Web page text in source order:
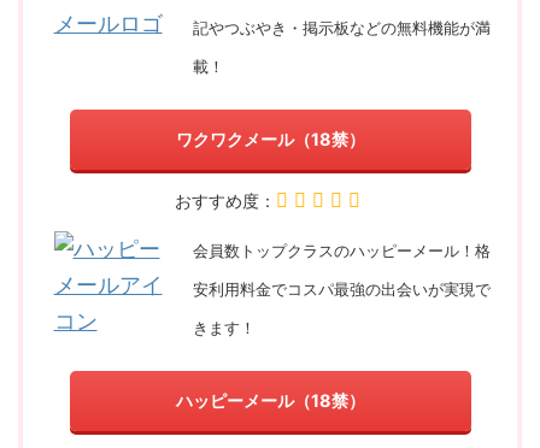
記やつぶやき・掲示板などの無料機能が満
載！
ワクワクメール（18禁）
おすすめ度：
会員数トップクラスのハッピーメール！格
安利用料金でコスパ最強の出会いが実現で
きます！
ハッピーメール（18禁）